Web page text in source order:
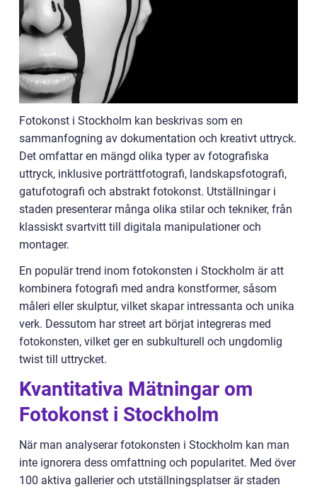
Fotokonst i Stockholm kan beskrivas som en
sammanfogning av dokumentation och kreativt uttryck.
Det omfattar en mängd olika typer av fotografiska
uttryck, inklusive porträttfotografi, landskapsfotografi,
gatufotografi och abstrakt fotokonst. Utställningar i
staden presenterar många olika stilar och tekniker, från
klassiskt svartvitt till digitala manipulationer och
montager.
En populär trend inom fotokonsten i Stockholm är att
kombinera fotografi med andra konstformer, såsom
måleri eller skulptur, vilket skapar intressanta och unika
verk. Dessutom har street art börjat integreras med
fotokonsten, vilket ger en subkulturell och ungdomlig
twist till uttrycket.
Kvantitativa Mätningar om
Fotokonst i Stockholm
När man analyserar fotokonsten i Stockholm kan man
inte ignorera dess omfattning och popularitet. Med över
100 aktiva gallerier och utställningsplatser är staden